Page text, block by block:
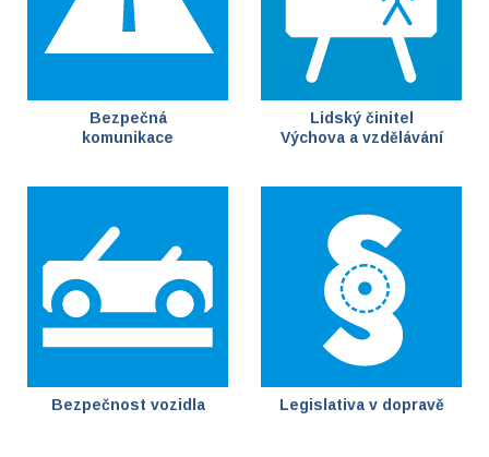
Bezpečná
komunikace
Lidský činitel
Výchova a vzdělávání
Bezpečnost vozidla Legislativa v dopravě